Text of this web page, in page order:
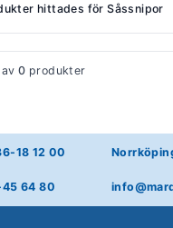
hittades för Såssnipor
av0 produkter
18 12 00
64 80